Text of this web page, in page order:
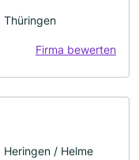
Thüringen
Firma bewerten
/ Helme